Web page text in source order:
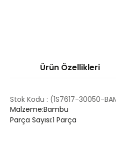
Ürün Özellikleri
Stok Kodu
(1S7617-30050-
Malzeme:Bambu
Parça Sayısı:1 Parça